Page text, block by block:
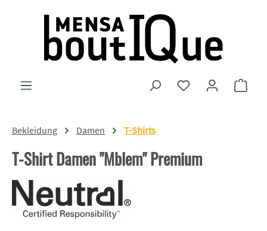
Zum Hauptinhalt springen
Du hast 0
Bekleidung Damen T-Shirts
T-Shirt Damen "Mblem" Premium